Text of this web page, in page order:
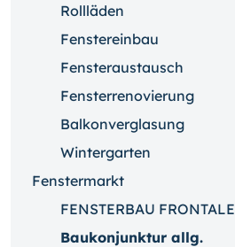
Rollläden
Fenstereinbau
Fensteraustausch
Fensterrenovierung
Balkonverglasung
Wintergarten
Fenstermarkt
FENSTERBAU FRONTALE
Baukonjunktur allg.